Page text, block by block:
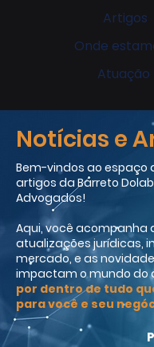
Atuação
Artigos
Onde
Notícias e
Bem-vindos ao espaço
artigos da Barreto
Advogados!
Aqui, você acompanha
atualizações jurídicas,
mercado, e as
impactam o mundo do
por dentro de tudo
para você e seu